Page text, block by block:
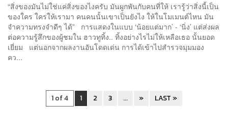
“สิ่งของมันไม่ใช่แค่สิ่งของไงครับ มันผูกพันกับคนที่ให้ เรารู้ว่าสิ่งนี้เป็น
ของใคร ใครให้เรามา คนคนนั้นเขาเป็นยังไง ให้ในโมเมนต์ไหน มัน
จำความทรงจำดีๆ ได้” การแสดงในแบบ ‘น้อยแต่มาก’ - ‘นิ่ง’ แต่ส่งผล
ต่อความรู้สึกของผู้ชมใน ฮาวทูทิ้ง.. ทิ้งอย่างไรไม่ให้เหลือเธอ นั้นยอด
เยี่ยม แต่นอกจากผลงานอันโดดเด่น การได้เข้าไปสำรวจมุมมอง
คว...
1 of 4 1 2 3 ... » LAST »